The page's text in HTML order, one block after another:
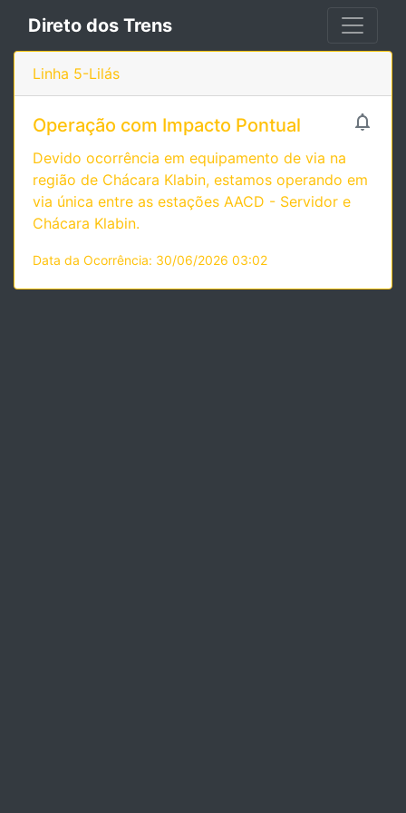
Direto dos Trens
Linha 5-Lilás

Operação com Impacto Pontual
Devido ocorrência em equipamento de via na
região de Chácara Klabin, estamos operando em
via única entre as estações AACD - Servidor e
Chácara Klabin.
Data da Ocorrência: 30/06/2026 03:02